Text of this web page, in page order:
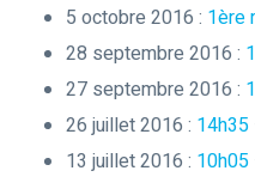
5 octobre 2016 : 1ère
28 septembre 2016 :
27 septembre 2016 :
26 juillet 2016 : 14h35
13 juillet 2016 : 10h05